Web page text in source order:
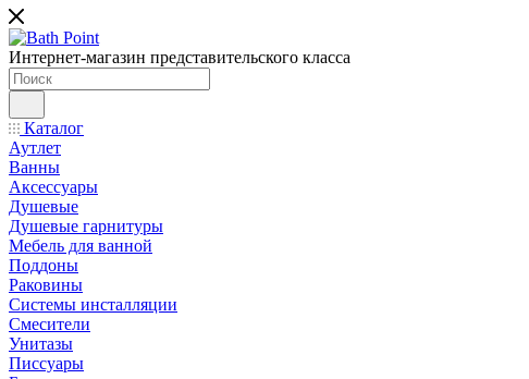
Интернет-магазин представительского класса
Каталог
Аутлет
Ванны
Аксессуары
Душевые
Душевые гарнитуры
Мебель для ванной
Поддоны
Раковины
Системы инсталляции
Смесители
Унитазы
Писсуары